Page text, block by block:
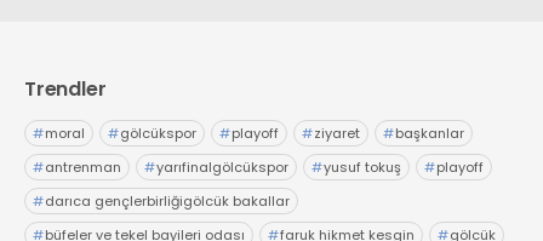
Trendler
#moral #gölcükspor #playoff #ziyaret #başkanlar
#antrenman #yarıfinalgölcükspor #yusuf tokuş #playoff
#darıca gençlerbirliğigölcük bakallar
#büfeler ve tekel bayileri odası #faruk hikmet kesgin #gölcük